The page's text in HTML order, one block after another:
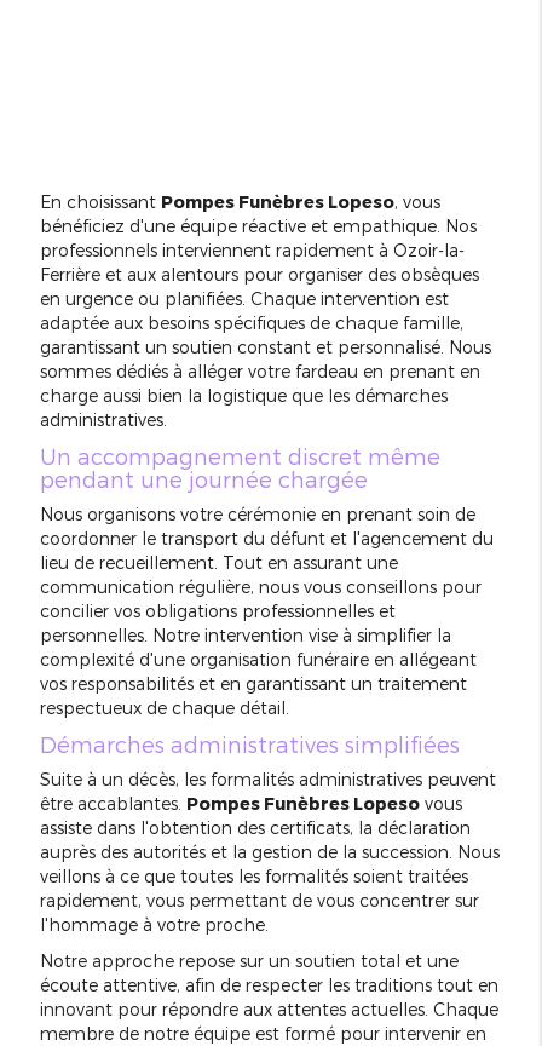
En choisissant Pompes Funèbres Lopeso, vous
bénéficiez d'une équipe réactive et empathique. Nos
professionnels interviennent rapidement à Ozoir-la-
Ferrière et aux alentours pour organiser des obsèques
en urgence ou planifiées. Chaque intervention est
adaptée aux besoins spécifiques de chaque famille,
garantissant un soutien constant et personnalisé. Nous
sommes dédiés à alléger votre fardeau en prenant en
charge aussi bien la logistique que les démarches
administratives.
Un accompagnement discret même
pendant une journée chargée
Nous organisons votre cérémonie en prenant soin de
coordonner le transport du défunt et l'agencement du
lieu de recueillement. Tout en assurant une
communication régulière, nous vous conseillons pour
concilier vos obligations professionnelles et
personnelles. Notre intervention vise à simplifier la
complexité d'une organisation funéraire en allégeant
vos responsabilités et en garantissant un traitement
respectueux de chaque détail.
Démarches administratives simplifiées
Suite à un décès, les formalités administratives peuvent
être accablantes. Pompes Funèbres Lopesovous
assiste dans l'obtention des certificats, la déclaration
auprès des autorités et la gestion de la succession. Nous
veillons à ce que toutes les formalités soient traitées
rapidement, vous permettant de vous concentrer sur
l'hommage à votre proche.
Notre approche repose sur un soutien total et une
écoute attentive, afin de respecter les traditions tout en
innovant pour répondre aux attentes actuelles. Chaque
membre de notre équipe est formé pour intervenir en